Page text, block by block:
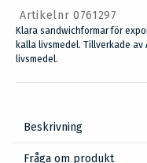
Artikelnr 0761297
Klara sandwichformar för
kalla livsmedel. Tillverkade av
livsmedel.
Beskrivning
Fråga om produkt